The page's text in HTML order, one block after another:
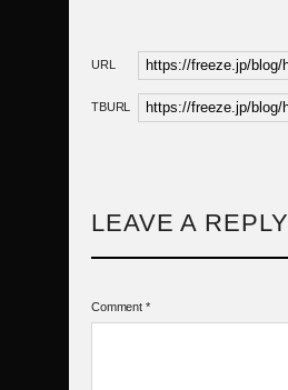
URL
TBURL
LEAVE A REPLY
Comment *